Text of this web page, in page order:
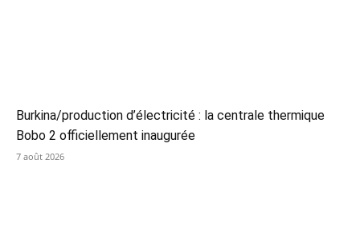
Burkina/production d’électricité : la centrale thermique
Bobo 2 officiellement inaugurée
7 août 2026